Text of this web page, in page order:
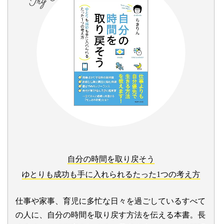
自分の時間を取り戻そう
ゆとりも成功も手に入れられるたった1つの考え方
仕事や家事、育児に多忙な日々を過ごしているすべて
の人に、自分の時間を取り戻す方法を伝える本書。長